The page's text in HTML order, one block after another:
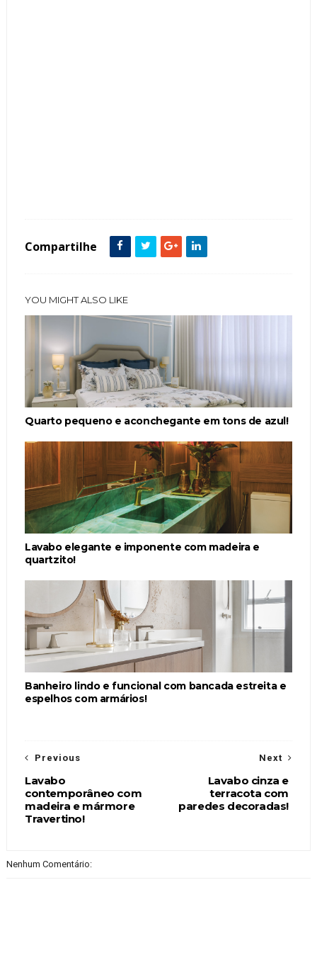
Compartilhe
YOU MIGHT ALSO LIKE
Quarto pequeno e aconchegante em tons de azul!
Lavabo elegante e imponente com madeira e
quartzito!
Banheiro lindo e funcional com bancada estreita e
espelhos com armários!
Next
Lavabo cinza e
terracota com
paredes decoradas!
Previous
Lavabo
contemporâneo com
madeira e mármore
Travertino!
Nenhum Comentário: